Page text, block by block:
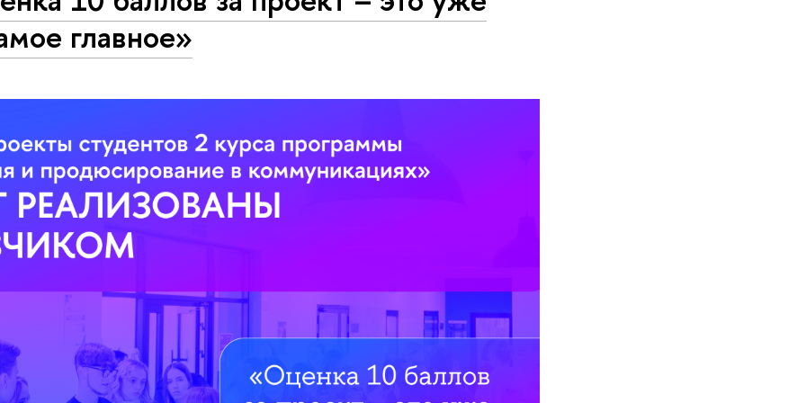
главное»